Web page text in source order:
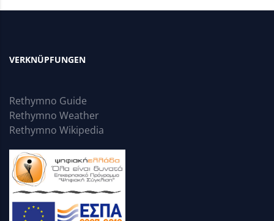
VERKNÜPFUNGEN
Rethymno Guide
Rethymno Weather
Rethymno Wikipedia